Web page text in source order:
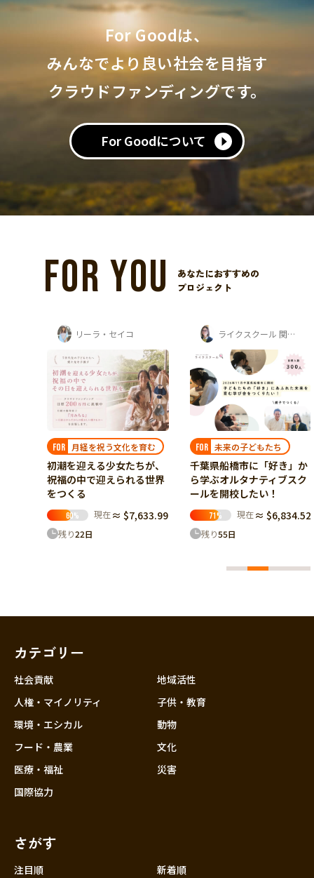
For Goodは、
みんなでより良い社会を目指す
クラウドファンディングです。
For Goodについて
FOR YOU
あなたにおすすめの
プロジェクト
FOR 未来の子どもたち
千葉県船橋市に​「好き」か
ら​学ぶオルタナティブスク
ールを​開校したい！
71% 現在 ≈ $6,834.52
残り55日
ガザの子どもたちを支援する会
FOR ガザの子ども達の教育
ガザ避難民キャンプの子ど
もたちへ。失われた学校を
再建し、学びと希望を取り
戻したい
42% 現在≈ $6,707.72
残り24日
カテゴリー
社会貢献
人権・マイノリティ
環境・エシカル
フード・農業
医療・福祉
国際協力
地域活性
子供・教育
動物
文化
災害
さがす
注目順
新着順